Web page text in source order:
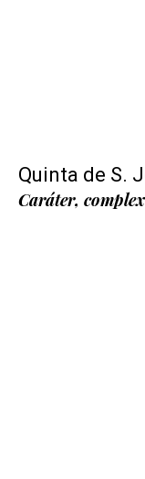
Quinta de S.
Caráter,